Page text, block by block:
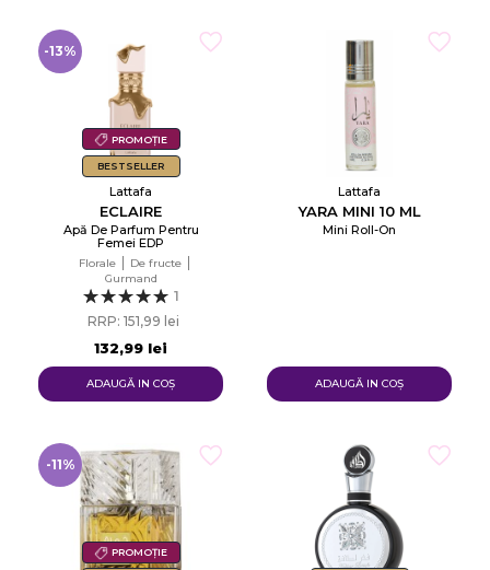
PROMOȚIE
BESTSELLER
-13%
Lattafa
ECLAIRE
Apă De Parfum Pentru
Femei EDP
Florale
De fructe
Gurmand
1
RRP: 151,99 lei
132,99 lei
ADAUGĂ IN COŞ
Lattafa
YARA MINI 10 ML
Mini Roll-On
ADAUGĂ IN COŞ
PROMOȚIE
-11%